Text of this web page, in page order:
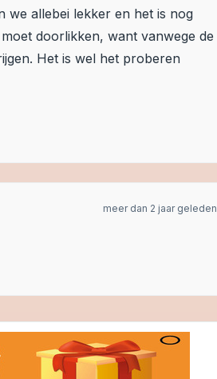
we allebei lekker en het is nog
doorlikken, want vanwege de
Het is wel het proberen
meer dan 2 jaar geleden